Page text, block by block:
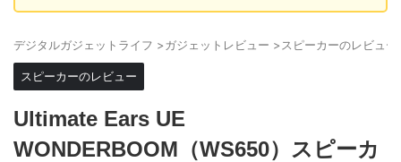
デジタルガジェットライフ >ガジェットレビュー >スピーカーのレビュー
スピーカーのレビュー
Ultimate Ears UE
WONDERBOOM（WS650）スピーカ